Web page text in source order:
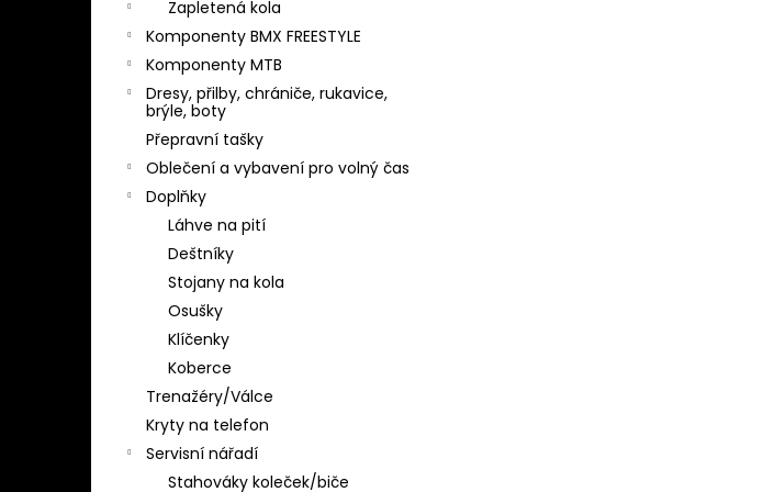
Zapletená kola
Komponenty BMX FREESTYLE
Komponenty MTB
Dresy, přilby, chrániče, rukavice,
brýle, boty
Přepravní tašky
Oblečení a vybavení pro volný čas
Doplňky
Láhve na pití
Deštníky
Stojany na kola
Osušky
Klíčenky
Koberce
Trenažéry/Válce
Kryty na telefon
Servisní nářadí
Stahováky koleček/biče